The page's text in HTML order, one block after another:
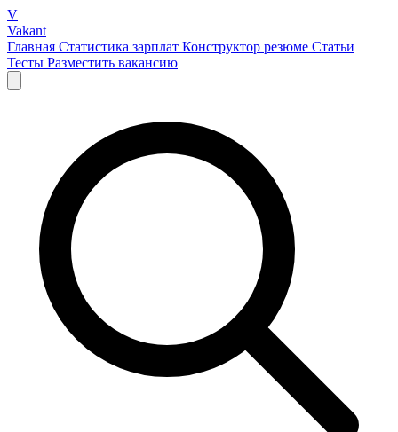
V
Vakant
Главная Статистика зарплат Конструктор резюме Статьи
Тесты Разместить вакансию